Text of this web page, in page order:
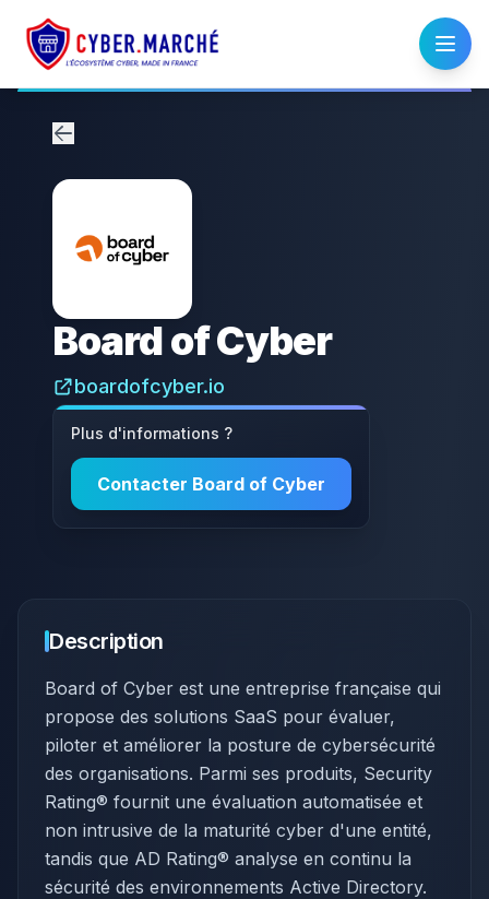
Board of Cyber
boardofcyber.io
Plus d'informations ?
Contacter Board of Cyber
Description
Board of Cyber est une entreprise française qui
propose des solutions SaaS pour évaluer,
piloter et améliorer la posture de cybersécurité
des organisations. Parmi ses produits, Security
Rating® fournit une évaluation automatisée et
non intrusive de la maturité cyber d'une entité,
tandis que AD Rating® analyse en continu la
sécurité des environnements Active Directory.